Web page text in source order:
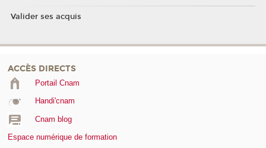
Valider ses acquis
ACCÈS DIRECTS
Portail Cnam
Handi'cnam
Cnam blog
Espace numérique de formation